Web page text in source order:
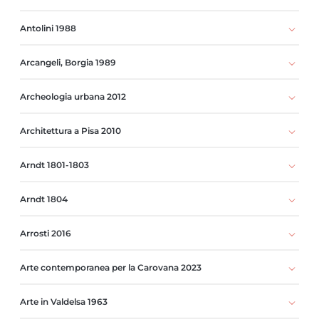
Antolini 1988
Arcangeli, Borgia 1989
Archeologia urbana 2012
Architettura a Pisa 2010
Arndt 1801-1803
Arndt 1804
Arrosti 2016
Arte contemporanea per la Carovana 2023
Arte in Valdelsa 1963